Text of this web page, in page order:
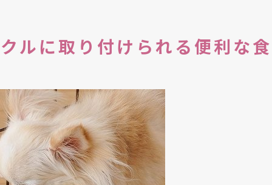
ルに取り付けられる便利な